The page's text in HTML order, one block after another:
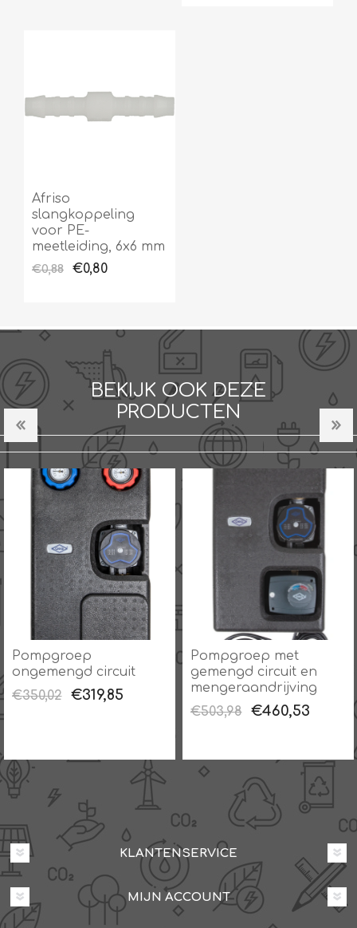
Afriso
slangkoppeling
voor PE-
meetleiding, 6x6 mm
€0,88 €0,80
BEKIJK OOK DEZE
PRODUCTEN
Pompgroep
ongemengd circuit
€350,02
€319,85
Pompgroep met
gemengd circuit en
mengeraandrijving
€503,98
€460,53
KLANTENSERVICE
MIJN ACCOUNT